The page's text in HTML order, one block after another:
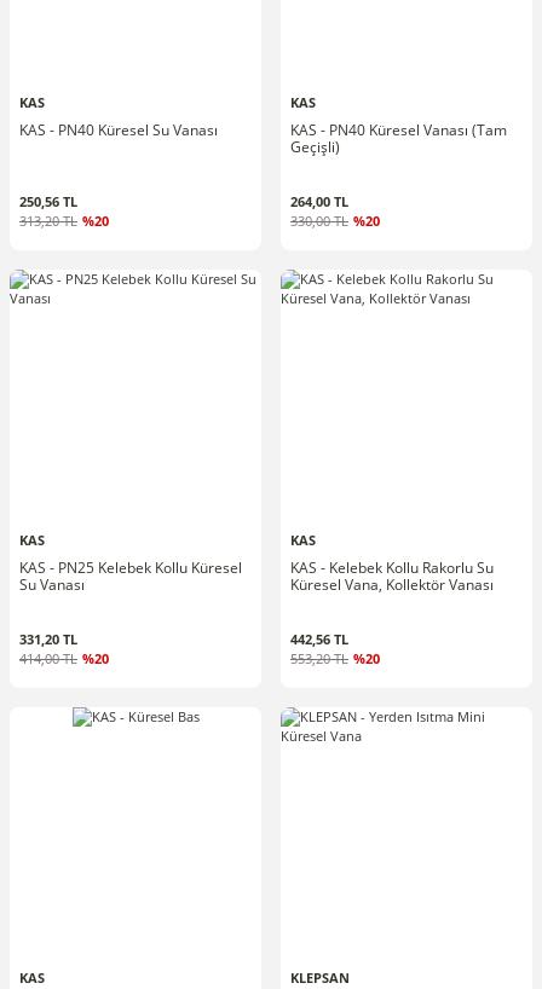
KAS
KAS - PN40 Küresel Su Vanası
250,56 TL
313,20 TL %20
KAS
KAS - PN40 Küresel Vanası (Tam
Geçişli)
264,00 TL
330,00 TL %20
KAS
KAS - PN25 Kelebek Kollu Küresel
Su Vanası
331,20 TL
414,00 TL %20
KAS
KAS - Kelebek Kollu Rakorlu Su
Küresel Vana, Kollektör Vanası
442,56 TL
553,20 TL %20
KAS KLEPSAN